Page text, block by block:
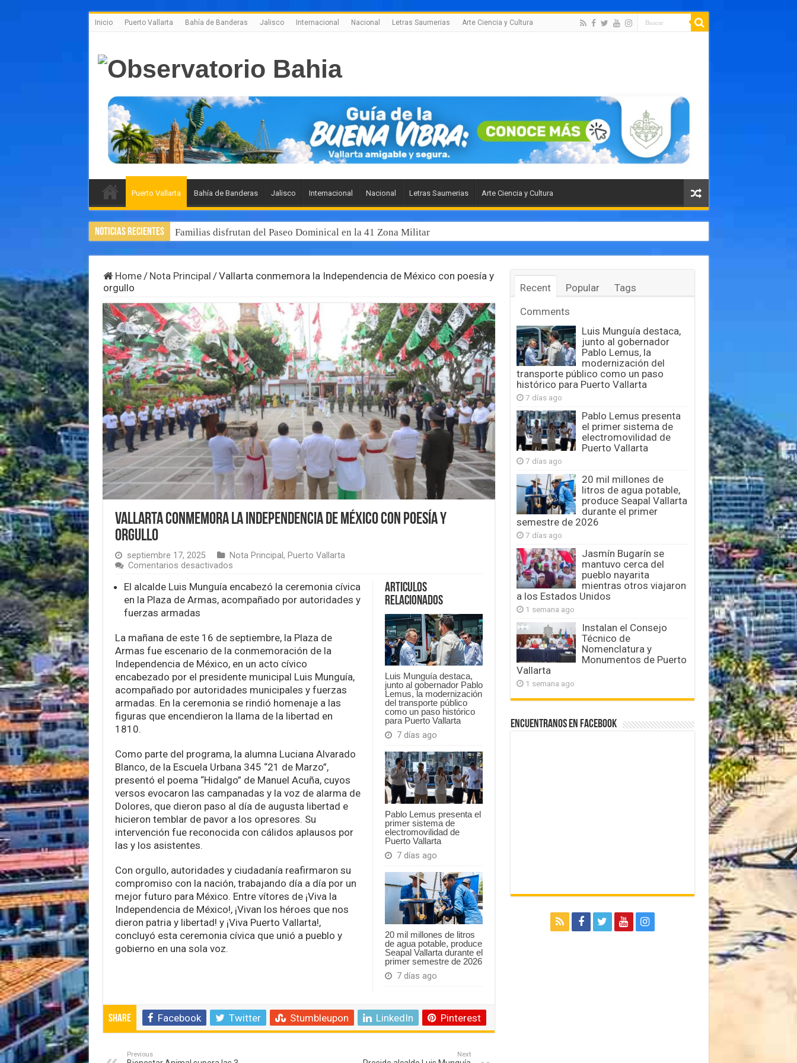
Inicio Puerto Vallarta Bahía de Banderas Jalisco Internacional Nacional Letras Saumerias Arte Ciencia y Cultura
Puerto Vallarta Bahía de Banderas Jalisco Internacional Nacional Letras Saumerias Arte Ciencia y Cultura
Noticias Recientes Familias disfrutan del Paseo Dominical en la 41 Zona Militar
Home / Nota Principal /Vallarta conmemora la Independencia de México con poesía y
orgullo
Vallarta conmemora la Independencia de México con poesía y
orgullo
septiembre 17, 2025 Nota Principal , Puerto Vallarta
Comentarios desactivadosen
conmemora
Independencia
con
poesía
y
orgullo
Articulos
Relacionados
Luis Munguía destaca,
junto al gobernador Pablo
Lemus, la modernización
del transporte público
como un paso histórico
para Puerto Vallarta
7 días ago
Pablo Lemus presenta el
primer sistema de
electromovilidad de
Puerto Vallarta
7 días ago
20 mil millones de litros
de agua potable, produce
Seapal Vallarta durante el
primer semestre de 2026
7 días ago
El alcalde Luis Munguía encabezó la ceremonia cívica
en la Plaza de Armas, acompañado por autoridades y
fuerzas armadas
La mañana de este 16 de septiembre, la Plaza de
Armas fue escenario de la conmemoración de la
Independencia de México, en un acto cívico
encabezado por el presidente municipal Luis Munguía,
acompañado por autoridades municipales y fuerzas
armadas. En la ceremonia se rindió homenaje a las
figuras que encendieron la llama de la libertad en
1810.
Como parte del programa, la alumna Luciana Alvarado
Blanco, de la Escuela Urbana 345 “21 de Marzo”,
presentó el poema “Hidalgo” de Manuel Acuña, cuyos
versos evocaron las campanadas y la voz de alarma de
Dolores, que dieron paso al día de augusta libertad e
hicieron temblar de pavor a los opresores. Su
intervención fue reconocida con cálidos aplausos por
las y los asistentes.
Con orgullo, autoridades y ciudadanía reafirmaron su
compromiso con la nación, trabajando día a día por un
mejor futuro para México. Entre vítores de ¡Viva la
Independencia de México!, ¡Vivan los héroes que nos
dieron patria y libertad! y ¡Viva Puerto Vallarta!,
concluyó esta ceremonia cívica que unió a pueblo y
gobierno en una sola voz.
Share Facebook Twitter Stumbleupon LinkedIn Pinterest
Previous Next
Recent Popular
Tags
Comments
Luis Munguía destaca,
junto al gobernador
Pablo Lemus, la
modernización del
transporte público como un paso
histórico para Puerto Vallarta
7 días ago
Pablo Lemus presenta
el primer sistema de
electromovilidad de
Puerto Vallarta
7 días ago
20 mil millones de
litros de agua potable,
produce Seapal Vallarta
durante el primer
semestre de 2026
7 días ago
Jasmín Bugarín se
mantuvo cerca del
pueblo nayarita
mientras otros viajaron
a los Estados Unidos
1 semana ago
Instalan el Consejo
Técnico de
Nomenclatura y
Monumentos de Puerto
Vallarta
1 semana ago
Encuentranos en Facebook